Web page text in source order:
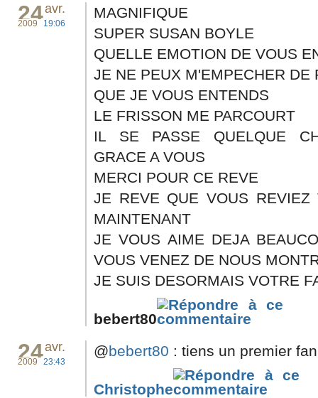
24avr.
2009 19:06
MAGNIFIQUE
SUPER SUSAN BOYLE
QUELLE EMOTION DE VOUS
JE NE PEUX M'EMPECHER DE
QUE JE VOUS ENTENDS
LE FRISSON ME PARCOURT
IL SE PASSE QUELQUE
GRACE A VOUS
MERCI POUR CE REVE
JE REVE QUE VOUS REVIEZ
MAINTENANT
JE VOUS AIME DEJA
VOUS VENEZ DE NOUS
JE SUIS DESORMAIS VOTRE
bebert80
24avr.
2009 23:43
@bebert80 : tiens un premier
Christophe